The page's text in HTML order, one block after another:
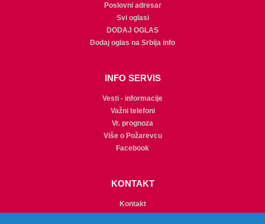
Poslovni adresar
Svi oglasi
DODAJ OGLAS
Dodaj oglas na Srbija info
INFO SERVIS
Vesti - informacije
Važni telefoni
Vr. prognoza
Više o Požarevcu
Facebook
KONTAKT
Kontakt